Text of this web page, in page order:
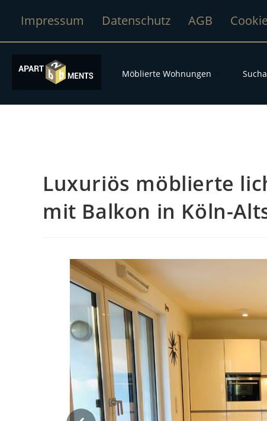
Impressum Datenschutz AGB
Möblierte Wohnungen
Luxuriös möblierte
mit Balkon in Köln-